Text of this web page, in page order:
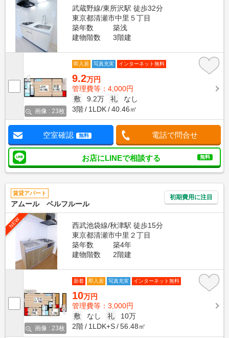
武蔵野線/東所沢駅 徒歩32分
東京都清瀬市中里５丁目
築年数
築浅
建物階数
3階建
画像 : 23枚
即入居 写真充実 インターネット無料
9.2万円
管理費等：4,000円
敷
9.2万 礼
なし
3階
1LDK 40.46㎡
空室確認 無料 電話で問合せ
お店にLINEで相談する 無料
賃貸アパート
アムール ベルフルール
初期費用に注目
NEW
西武池袋線/秋津駅 徒歩15分
東京都清瀬市中里２丁目
築年数
築4年
建物階数
2階建
画像 : 23枚
新着 即入居 写真充実 インターネット無料
10万円
管理費等：3,000円
敷
なし 礼
10万
2階
1LDK+S 56.48㎡